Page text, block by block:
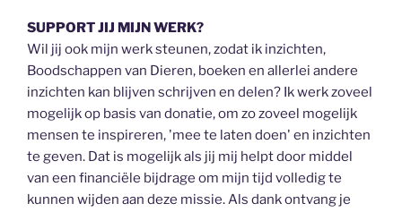
SUPPORT JIJ MIJN WERK?
Wil jij ook mijn werk steunen, zodat ik inzichten,
Boodschappen van Dieren, boeken en allerlei andere
inzichten kan blijven schrijven en delen? Ik werk zoveel
mogelijk op basis van donatie, om zo zoveel mogelijk
mensen te inspireren, 'mee te laten doen' en inzichten
te geven. Dat is mogelijk als jij mij helpt door middel
van een financiële bijdrage om mijn tijd volledig te
kunnen wijden aan deze missie. Als dank ontvang je